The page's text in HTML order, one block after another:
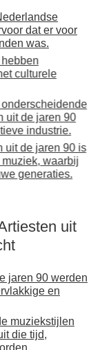
dat er voor
was.
culturele
uit de jaren 90
industrie.
uit de jaren 90 is
waarbij
generaties.
uit
jaren 90 werden
en
muziekstijlen
die tijd,